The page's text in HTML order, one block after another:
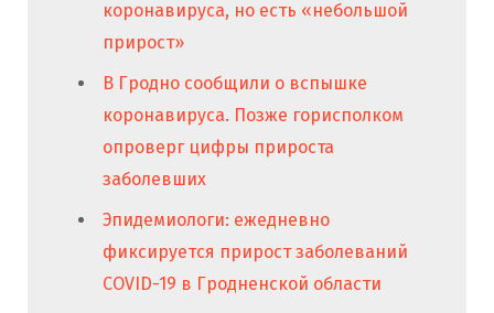
коронавируса, но есть «небольшой
прирост»
В Гродно сообщили о вспышке
коронавируса. Позже горисполком
опроверг цифры прироста
заболевших
Эпидемиологи: ежедневно
фиксируется прирост заболеваний
COVID-19 в Гродненской области